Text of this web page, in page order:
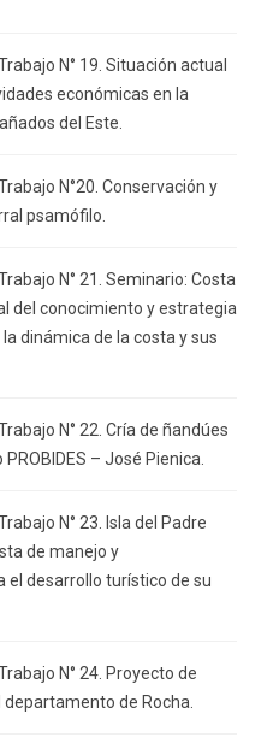
N° 19. Situación actual
económicas en la
del Este.
N°20. Conservación y
psamófilo.
N° 21. Seminario: Costa
del conocimiento y estrategia
dinámica de la costa y sus
N° 22. Cría de ñandúes
– José Pienica.
N° 23. Isla del Padre
de manejo y
el desarrollo turístico de su
N° 24. Proyecto de
de Rocha.